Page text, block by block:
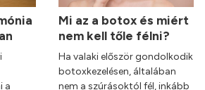
a
Mi az a botox és miért
nem kell tőle félni?
Ha valaki először gondolkodik
botoxkezelésen, általában
nem a szúrásoktól fél, inkább